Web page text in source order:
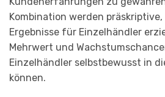
Kombination werden
Ergebnisse für Einzelhändler
Mehrwert und
Einzelhändler selbstbewusst in
können.